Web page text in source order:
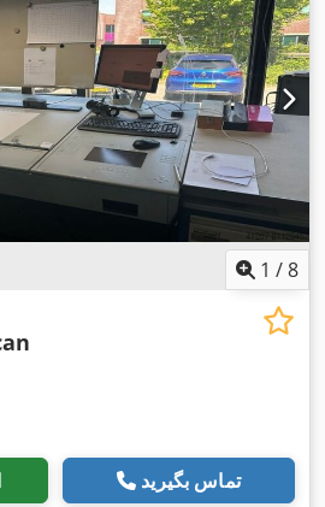
1 /8
تماس بگیرید